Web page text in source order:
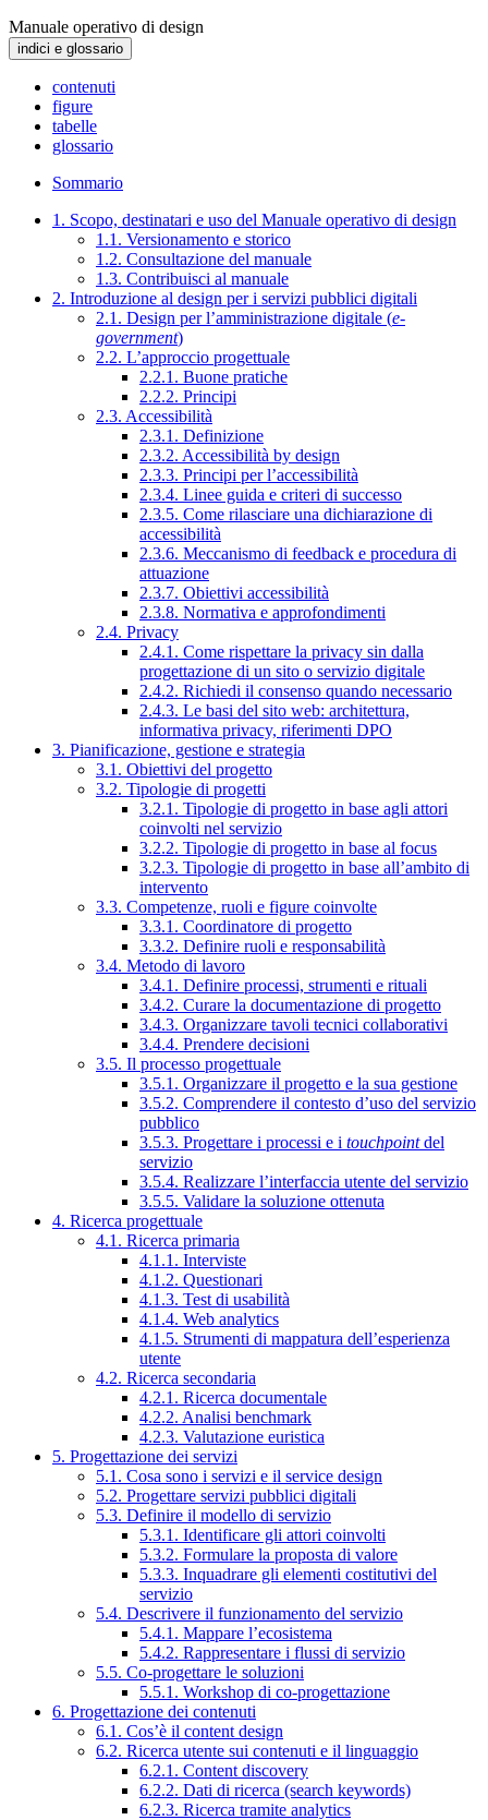
Manuale operativo di design
indici e glossario
contenuti
figure
tabelle
glossario
Sommario
1. Scopo, destinatari e uso del Manuale operativo di design
1.1. Versionamento e storico
1.2. Consultazione del manuale
1.3. Contribuisci al manuale
2. Introduzione al design per i servizi pubblici digitali
2.1. Design per l’amministrazione digitale (e-
government)
2.2. L’approccio progettuale
2.2.1. Buone pratiche
2.2.2. Principi
2.3. Accessibilità
2.3.1. Definizione
2.3.2. Accessibilità by design
2.3.3. Principi per l’accessibilità
2.3.4. Linee guida e criteri di successo
2.3.5. Come rilasciare una dichiarazione di
accessibilità
2.3.6. Meccanismo di feedback e procedura di
attuazione
2.3.7. Obiettivi accessibilità
2.3.8. Normativa e approfondimenti
2.4. Privacy
2.4.1. Come rispettare la privacy sin dalla
progettazione di un sito o servizio digitale
2.4.2. Richiedi il consenso quando necessario
2.4.3. Le basi del sito web: architettura,
informativa privacy, riferimenti DPO
3. Pianificazione, gestione e strategia
3.1. Obiettivi del progetto
3.2. Tipologie di progetti
3.2.1. Tipologie di progetto in base agli attori
coinvolti nel servizio
3.2.2. Tipologie di progetto in base al focus
3.2.3. Tipologie di progetto in base all’ambito di
intervento
3.3. Competenze, ruoli e figure coinvolte
3.3.1. Coordinatore di progetto
3.3.2. Definire ruoli e responsabilità
3.4. Metodo di lavoro
3.4.1. Definire processi, strumenti e rituali
3.4.2. Curare la documentazione di progetto
3.4.3. Organizzare tavoli tecnici collaborativi
3.4.4. Prendere decisioni
3.5. Il processo progettuale
3.5.1. Organizzare il progetto e la sua gestione
3.5.2. Comprendere il contesto d’uso del servizio
pubblico
3.5.3. Progettare i processi e i touchpointdel
servizio
3.5.4. Realizzare l’interfaccia utente del servizio
3.5.5. Validare la soluzione ottenuta
4. Ricerca progettuale
4.1. Ricerca primaria
4.1.1. Interviste
4.1.2. Questionari
4.1.3. Test di usabilità
4.1.4. Web analytics
4.1.5. Strumenti di mappatura dell’esperienza
utente
4.2. Ricerca secondaria
4.2.1. Ricerca documentale
4.2.2. Analisi benchmark
4.2.3. Valutazione euristica
5. Progettazione dei servizi
5.1. Cosa sono i servizi e il service design
5.2. Progettare servizi pubblici digitali
5.3. Definire il modello di servizio
5.3.1. Identificare gli attori coinvolti
5.3.2. Formulare la proposta di valore
5.3.3. Inquadrare gli elementi costitutivi del
servizio
5.4. Descrivere il funzionamento del servizio
5.4.1. Mappare l’ecosistema
5.4.2. Rappresentare i flussi di servizio
5.5. Co-progettare le soluzioni
5.5.1. Workshop di co-progettazione
6. Progettazione dei contenuti
6.1. Cos’è il content design
6.2. Ricerca utente sui contenuti e il linguaggio
6.2.1. Content discovery
6.2.2. Dati di ricerca (search keywords)
6.2.3. Ricerca tramite analytics